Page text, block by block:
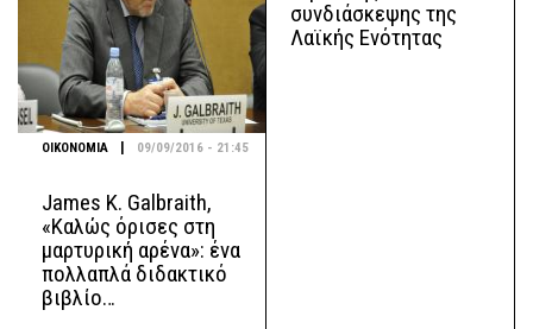
ΟΙΚΟΝΟΜΙΑ | 09/09/2016 - 21:45
James K. Galbraith,
«Καλώς όρισες στη
μαρτυρική αρένα»: ένα
πολλαπλά διδακτικό
βιβλίο…
συνδιάσκεψης της
Λαϊκής Ενότητας